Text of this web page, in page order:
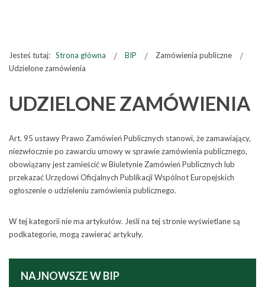
Jesteś tutaj: Strona główna BIP
Zamówienia publiczne
Udzielone zamówienia
UDZIELONE ZAMÓWIENIA
Art. 95 ustawy Prawo Zamówień Publicznych stanowi, że zamawiający,
niezwłocznie po zawarciu umowy w sprawie zamówienia publicznego,
obowiązany jest zamieścić w Biuletynie Zamówień Publicznych lub
przekazać Urzędowi Oficjalnych Publikacji Wspólnot Europejskich
ogłoszenie o udzieleniu zamówienia publicznego.
W tej kategorii nie ma artykułów. Jeśli na tej stronie wyświetlane są
podkategorie, mogą zawierać artykuły.
NAJNOWSZEW BIP